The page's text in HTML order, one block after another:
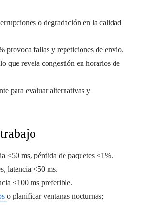
o degradación en la calidad
provoca fallas y repeticiones de envío.
que revela congestión en horarios de
para evaluar alternativas y
<50 ms, pérdida de paquetes <1%.
latencia <50 ms.
<100 ms preferible.
o planificar ventanas nocturnas;